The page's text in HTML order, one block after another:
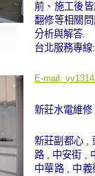
前、施工後
翻修等相關
分析與解答.
台北服務專
E-mail:
新莊水電維修
新莊副都心 ,
路 , 中安街 ,
中華路 , 中